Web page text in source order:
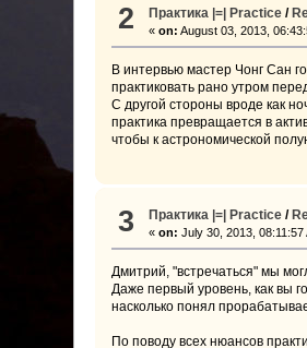
2 Практика |=| Practice /
«on: August 03, 2013,
В интервью мастер Чонг Сан
практиковать рано утром
С другой стороны вроде как
практика превращается в
чтобы к астрономической
3 Практика |=| Practice /
«on: July 30, 2013, 08:11:57
Дмитрий, "встречаться" мы
Даже первый уровень, как вы
насколько понял
По поводу всех нюансов